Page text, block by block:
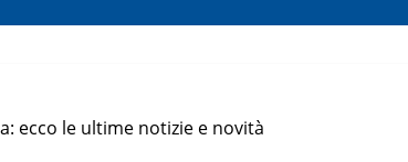
ecco le ultime notizie e novità